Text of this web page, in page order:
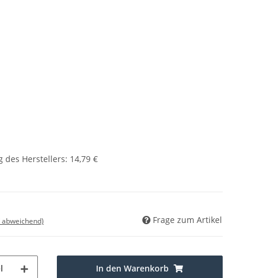
des Herstellers: 14,79 €
Frage zum Artikel
In den Warenkorb